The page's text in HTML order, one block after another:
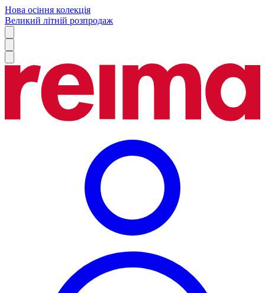
Нова осіння колекція
Великий літній розпродаж